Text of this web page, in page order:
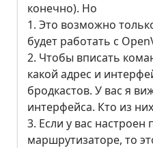
конечно). Но
1. Это возможно
будет работать с
2. Чтобы вписать
какой адрес и
бродкастов. У вас я
интерфейса. Кто из
3. Если у вас
маршрутизаторе, то